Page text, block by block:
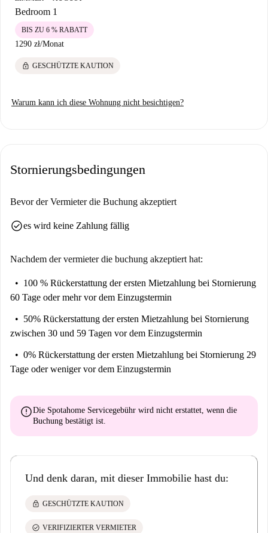
Erkunden Sie Krakau von diesem pulsierenden Standort aus und
genießen Sie das Stadtleben in vollen Zügen.
Bedroom 1
1290 zł/Monat
BIS ZU 6 % RABATT
lock GESCHÜTZTE KAUTION
Warum kann ich diese Wohnung nicht besichtigen?
Stornierungsbedingungen
Bevor der Vermieter die Buchung akzeptiert
check_circlees wird keine Zahlung fällig
Nachdem der vermieter die buchung akzeptiert hat:
100 % Rückerstattung der ersten Mietzahlung bei Stornierung
60 Tage oder mehr vor dem Einzugstermin
50% Rückerstattung der ersten Mietzahlung bei Stornierung
zwischen 30 und 59 Tagen vor dem Einzugstermin
0% Rückerstattung der ersten Mietzahlung bei Stornierung 29
Tage oder weniger vor dem Einzugstermin
errorDie Spotahome Servicegebühr wird nicht erstattet , wenn die
Buchung bestätigt ist.
Und denk daran, mit dieser Immobilie hast du:
lock GESCHÜTZTE KAUTION
check_circle VERIFIZIERTER VERMIETER